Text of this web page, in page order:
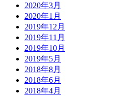
2020年3月
2020年1月
2019年12月
2019年11月
2019年10月
2019年5月
2018年8月
2018年6月
2018年4月